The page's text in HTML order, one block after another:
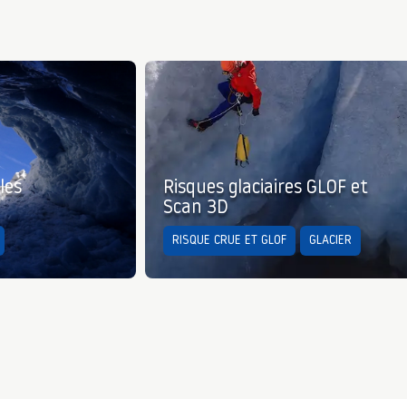
Risques glaciaires GLOF et
Scan 3D
RISQUE CRUE ET GLOF GLACIER